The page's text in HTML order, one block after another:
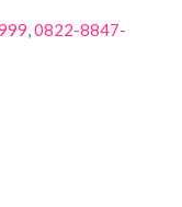
,0822-8847-